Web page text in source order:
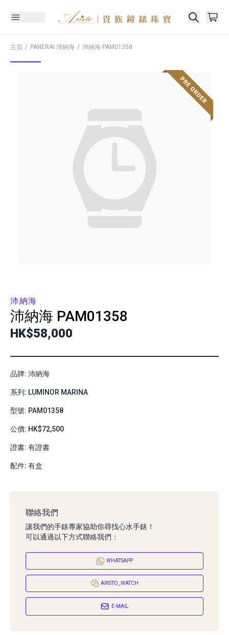
主頁 PANERAI 沛納海 沛納海 PAM01358
沛納海
沛納海 PAM01358
HK$58,000
品牌: 沛納海
系列: LUMINOR MARINA
型號: PAM01358
公價: HK$72,500
證書: 有證書
配件: 有盒
聯絡我們
讓我們的手錶專家協助你尋找心水手錶！
可以通過以下方式聯絡我們：
WHATSAPP
ARISTO_WATCH
E-MAIL